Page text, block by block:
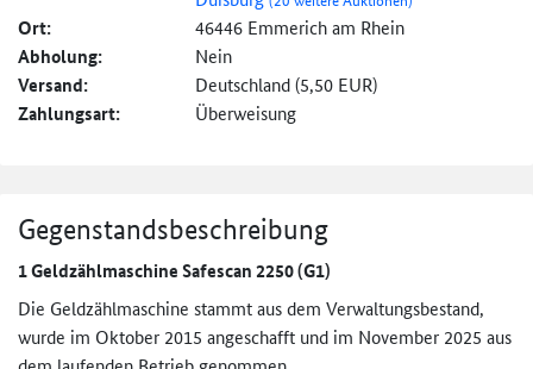
Ort: 46446 Emmerich am Rhein
Abholung: Nein
Versand: Deutschland (5,50 EUR)
Zahlungsart: Überweisung
Gegenstandsbeschreibung
1 Geldzählmaschine Safescan 2250 (G1)
Die Geldzählmaschine stammt aus dem Verwaltungsbestand,
wurde im Oktober 2015 angeschafft und im November 2025 aus